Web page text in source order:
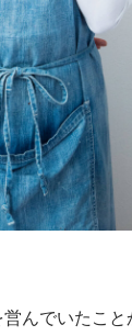
んでいたこ